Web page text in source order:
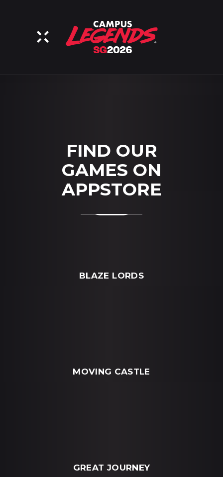
FIND OUR
GAMES ON
APPSTORE
BLAZE LORDS
MOVING CASTLE
GREAT JOURNEY